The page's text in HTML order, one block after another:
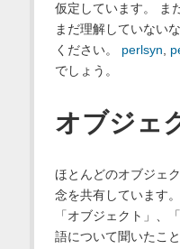
仮定しています。 ま
まだ理解していない
ください。 perlsyn
でしょう。
オブジェ
ほとんどのオブジェ
念を共有しています
「オブジェクト」、
語について聞いたこ